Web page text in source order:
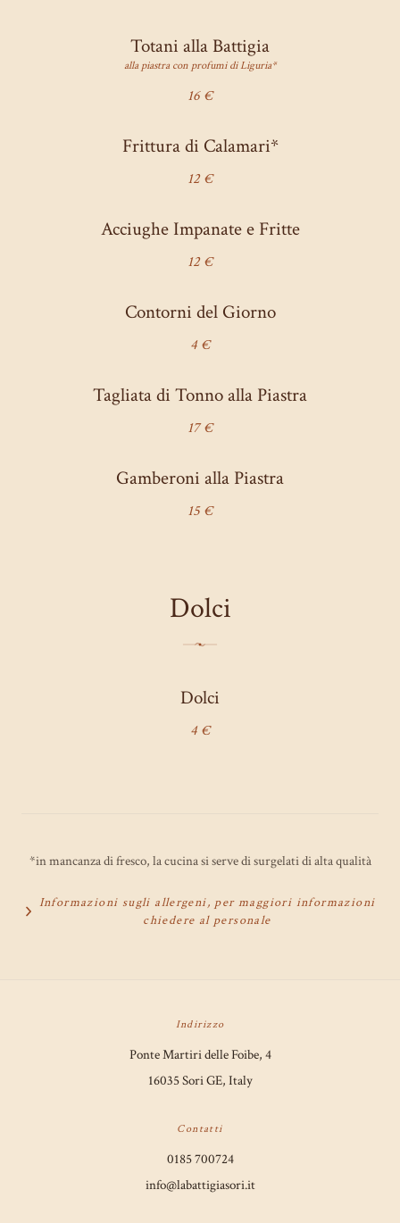
Totani alla Battigia
alla piastra con profumi di Liguria*
16 €
Frittura di Calamari*
12 €
Acciughe Impanate e Fritte
12 €
Contorni del Giorno
4 €
Tagliata di Tonno alla Piastra
17 €
Gamberoni alla Piastra
15 €
Dolci
Dolci
4 €
*in mancanza di fresco, la cucina si serve di surgelati di alta qualità
Informazioni sugli allergeni, per maggiori informazioni
chiedere al personale
Indirizzo
Ponte Martiri delle Foibe, 4
16035 Sori GE, Italy
Contatti
0185 700724
info@labattigiasori.it